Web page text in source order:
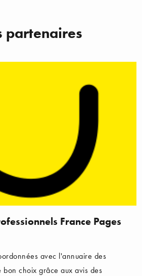
partenaires
France Pages
avec l'annuaire des
bon choix grâce aux avis des